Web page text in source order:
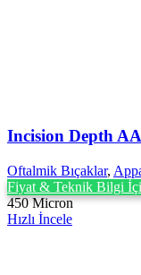
Incision Depth
Oftalmik Bıçaklar,
Fiyat & Teknik Bilgi
450 Micron
Hızlı İncele